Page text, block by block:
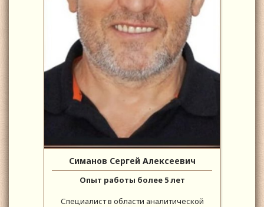
Симанов Сергей Алексеевич
Опыт работы более 5 лет
Специалист в области аналитической